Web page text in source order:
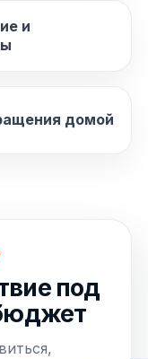
и
домой
под